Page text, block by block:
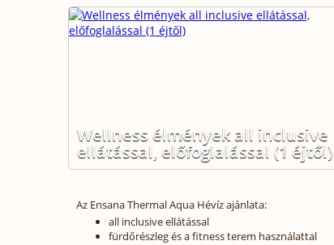
Wellness élmények all inclusive
ellátással, előfoglalással (1 éjtől)
Az Ensana Thermal Aqua Hévíz ajánlata:
all inclusive ellátással
fürdőrészleg és a fitness terem használattal